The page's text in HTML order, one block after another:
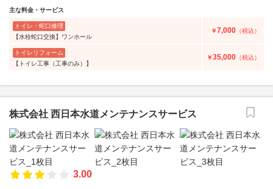
主な料金・サービス
トイレ・蛇口修理
【水栓蛇口交換】ワンホール
￥7,000 （税込）
トイレリフォーム
【トイレ工事（工事のみ）】
￥35,000 （税込）
株式会社 西日本水道メンテナンスサービス
3.00